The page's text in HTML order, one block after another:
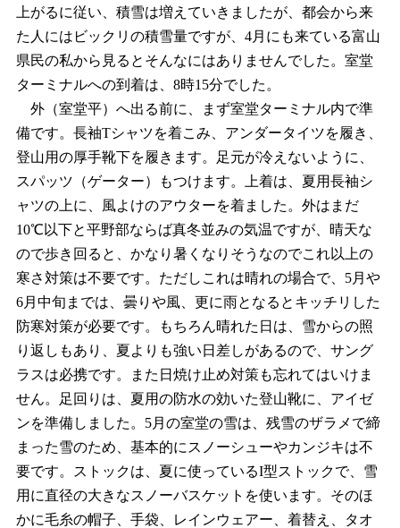
上がるに従い、積雪は増えていきましたが、都会から来
た人にはビックリの積雪量ですが、4月にも来ている富山
県民の私から見るとそんなにはありませんでした。室堂
ターミナルへの到着は、8時15分でした。
外（室堂平）へ出る前に、まず室堂ターミナル内で準
備です。長袖Tシャツを着こみ、アンダータイツを履き、
登山用の厚手靴下を履きます。足元が冷えないように、
スパッツ（ゲーター）もつけます。上着は、夏用長袖シ
ャツの上に、風よけのアウターを着ました。外はまだ
10℃以下と平野部ならば真冬並みの気温ですが、晴天な
ので歩き回ると、かなり暑くなりそうなのでこれ以上の
寒さ対策は不要です。ただしこれは晴れの場合で、5月や
6月中旬までは、曇りや風、更に雨となるとキッチリした
防寒対策が必要です。もちろん晴れた日は、雪からの照
り返しもあり、夏よりも強い日差しがあるので、サング
ラスは必携です。また日焼け止め対策も忘れてはいけま
せん。足回りは、夏用の防水の効いた登山靴に、アイゼ
ンを準備しました。5月の室堂の雪は、残雪のザラメで締
まった雪のため、基本的にスノーシューやカンジキは不
要です。ストックは、夏に使っているI型ストックで、雪
用に直径の大きなスノーバスケットを使います。そのほ
かに毛糸の帽子、手袋、レインウェアー、着替え、タオ